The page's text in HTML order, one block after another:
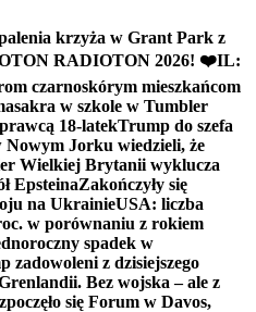
krzyża w Grant Park z
RADIOTON 2026! ❤️IL:
czarnoskórym mieszkańcom
w szkole w Tumbler
18-latekTrump do szefa
Nowym Jorku wiedzieli, że
Wielkiej Brytanii wyklucza
EpsteinaZakończyły się
na UkrainieUSA: liczba
w porównaniu z rokiem
spadek w
zadowoleni z dzisiejszego
Bez wojska – ale z
się Forum w Davos,